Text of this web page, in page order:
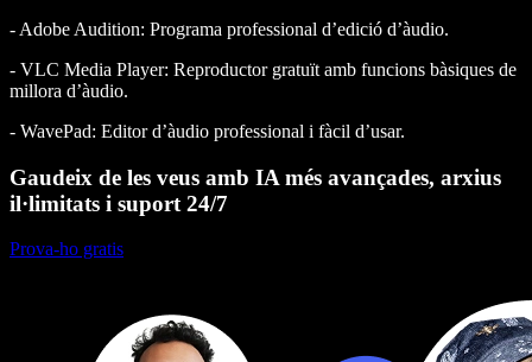
- Adobe Audition: Programa professional d’edició d’àudio.
- VLC Media Player: Reproductor gratuït amb funcions bàsiques de
millora d’àudio.
- WavePad: Editor d’àudio professional i fàcil d’usar.
Gaudeix de les veus amb IA més avançades, arxius
il·limitats i suport 24/7
Prova-ho gratis